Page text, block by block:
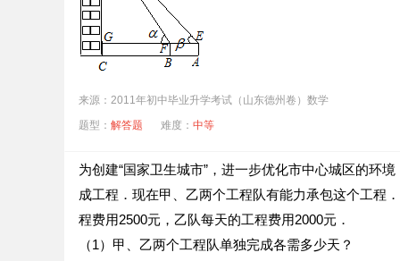
来源：2011年初中毕业升学考试（山东德州卷）数学
题型： 解答题 难度： 中等
为创建“国家卫生城市”，进一步优化市中心城区的环
成工程．现在甲、乙两个工程队有能力承包这个工程
程费用2500元，乙队每天的工程费用2000元．
（1）甲、乙两个工程队单独完成各需多少天？